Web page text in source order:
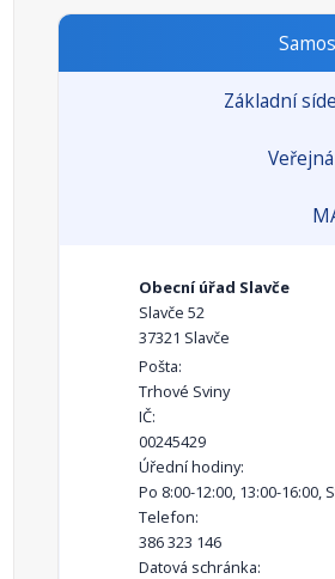
Základní
Obecní úřad Slavče
Slavče 52
37321 Slavče
Pošta:
Trhové Sviny
IČ:
00245429
Úřední hodiny:
Po 8:00-12:00, 13:00-16:00,
Telefon:
386 323 146
Datová schránka: